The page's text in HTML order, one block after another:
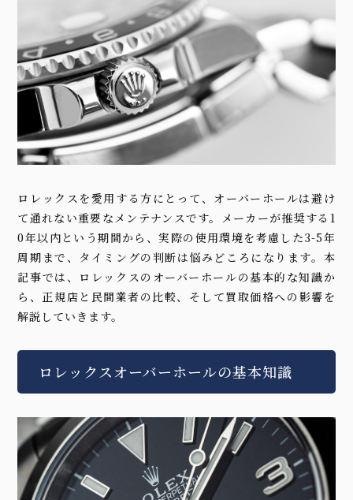
ロレックスを愛用する方にとって、オーバーホールは避け
て通れない重要なメンテナンスです。メーカーが推奨する1
0年以内という期間から、実際の使用環境を考慮した3-5年
周期まで、タイミングの判断は悩みどころになります。本
記事では、ロレックスのオーバーホールの基本的な知識か
ら、正規店と民間業者の比較、そして買取価格への影響を
解説していきます。
ロレックスオーバーホールの基本知識